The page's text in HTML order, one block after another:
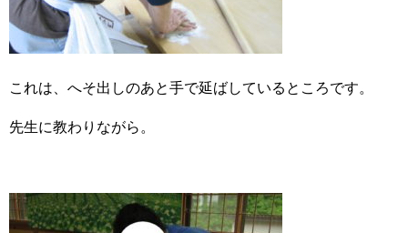
これは、へそ出しのあと手で延ばしているところです。
先生に教わりながら。